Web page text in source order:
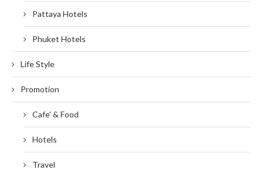
Pattaya Hotels
Phuket Hotels
Life Style
Promotion
Cafe' & Food
Hotels
Travel